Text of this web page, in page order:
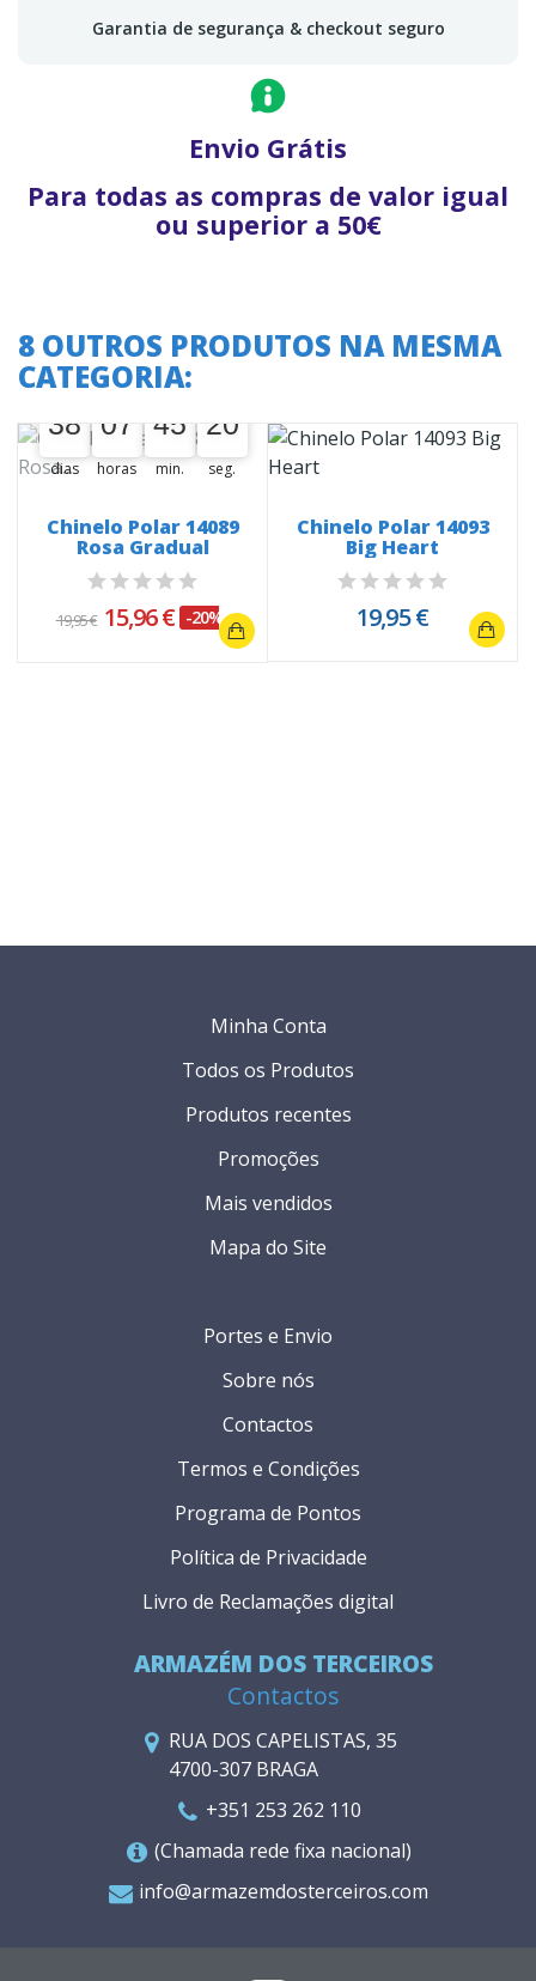
Garantia de segurança & checkout seguro
Envio Grátis
Para todas as compras de valor igual
ou superior a 50€
8 OUTROS PRODUTOS NA MESMA
CATEGORIA:
A oferta termina em:
38
38
00
dias
07
07
00
horas
45
45
00
min.
20
19
20
seg.
Chinelo Polar 14089
Rosa Gradual
19,95 € 15,96 € -20%
Chinelo Polar 14093
Big Heart
19,95 €
ARMAZÉM DOS TERCEIROS
Contactos
RUA DOS CAPELISTAS, 35
4700-307 BRAGA
+351 253 262 110
(Chamada rede fixa nacional)
info@armazemdosterceiros.com
Portes e Envio
Sobre nós
Contactos
Termos e Condições
Programa de Pontos
Política de Privacidade
Livro de Reclamações digital
Minha Conta
Todos os Produtos
Produtos recentes
Promoções
Mais vendidos
Mapa do Site